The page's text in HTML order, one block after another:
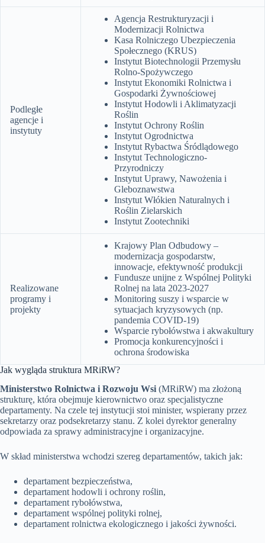
Podległe
agencje i
instytuty
Agencja Restrukturyzacji i
Modernizacji Rolnictwa
Kasa Rolniczego Ubezpieczenia
Społecznego (KRUS)
Instytut Biotechnologii Przemysłu
Rolno-Spożywczego
Instytut Ekonomiki Rolnictwa i
Gospodarki Żywnościowej
Instytut Hodowli i Aklimatyzacji
Roślin
Instytut Ochrony Roślin
Instytut Ogrodnictwa
Instytut Rybactwa Śródlądowego
Instytut Technologiczno-
Przyrodniczy
Instytut Uprawy, Nawożenia i
Gleboznawstwa
Instytut Włókien Naturalnych i
Roślin Zielarskich
Instytut Zootechniki
Realizowane
programy i
projekty
Krajowy Plan Odbudowy –
modernizacja gospodarstw,
innowacje, efektywność produkcji
Fundusze unijne z Wspólnej Polityki
Rolnej na lata 2023-2027
Monitoring suszy i wsparcie w
sytuacjach kryzysowych (np.
pandemia COVID-19)
Wsparcie rybołówstwa i akwakultury
Promocja konkurencyjności i
ochrona środowiska
Jak wygląda struktura MRiRW?
Ministerstwo Rolnictwa i Rozwoju Wsi (MRiRW) ma złożoną
strukturę, która obejmuje kierownictwo oraz specjalistyczne
departamenty. Na czele tej instytucji stoi minister, wspierany przez
sekretarzy oraz podsekretarzy stanu. Z kolei dyrektor generalny
odpowiada za sprawy administracyjne i organizacyjne.
W skład ministerstwa wchodzi szereg departamentów, takich jak:
departament bezpieczeństwa,
departament hodowli i ochrony roślin,
departament rybołówstwa,
departament wspólnej polityki rolnej,
departament rolnictwa ekologicznego i jakości żywności.